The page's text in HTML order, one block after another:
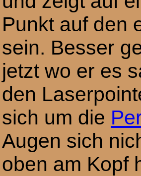
Punkt auf den
sein. Besser
jetzt wo er es
den
sich um die
Augen sich
oben am Kopf